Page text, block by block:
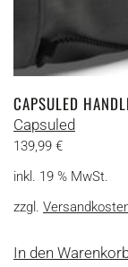
CAPSULED
Capsuled
139,99 €
inkl. 19 % MwSt.
zzgl.
In den